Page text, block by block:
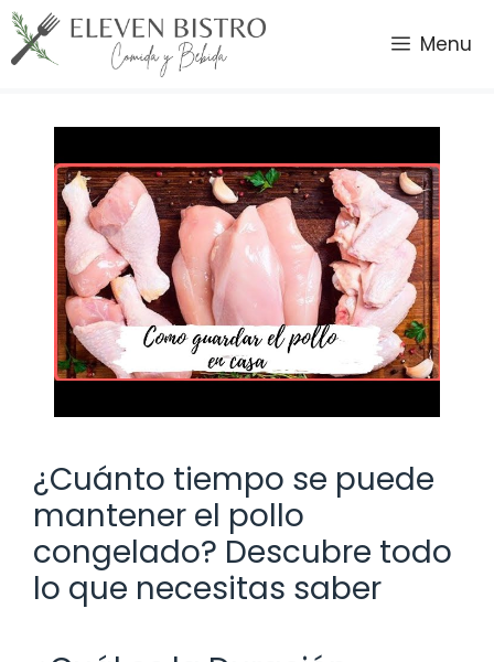
Saltar
al
contenido
Menu
¿Cuánto tiempo se puede
mantener el pollo
congelado? Descubre todo
lo que necesitas saber